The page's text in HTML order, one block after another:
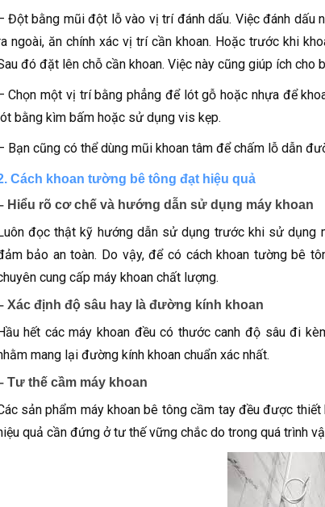
Đột bằng mũi đột lỗ vào vị trí đánh dấu. Việc đánh dấu
ngoài, ăn chính xác vị trí cần khoan. Hoặc trước khi
đó đặt lên chỗ cần khoan. Việc này cũng giúp ích cho
Chọn một vị trí bằng phẳng để lót gỗ hoặc nhựa để
bằng kìm bấm hoặc sử dụng vis kẹp.
Bạn cũng có thể dùng mũi khoan tâm để chấm lỗ dẫn
Cách khoan tường bê tông đạt hiệu quả
Hiểu rõ cơ chế và hướng dẫn sử dụng máy khoan
đọc thật kỹ hướng dẫn sử dụng trước khi sử dụng
bảo an toàn. Do vậy, để có cách khoan tường bê
cung cấp máy khoan chất lượng.
Xác định độ sâu hay là đường kính khoan
hết các máy khoan đều có thước canh độ sâu đi
mang lại đường kính khoan chuẩn xác nhất.
Tư thế cầm máy khoan
sản phẩm máy khoan bê tông cầm tay đều được
quả cần đứng ở tư thế vững chắc do trong quá trình